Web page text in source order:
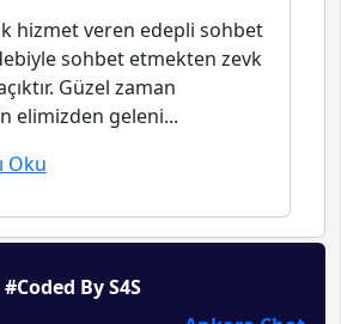
hizmet veren edepli sohbet
sohbet etmekten zevk
Güzel zaman
elimizden geleni...
Oku
#Coded By S4S